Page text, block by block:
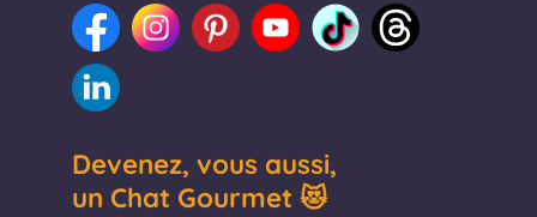
Devenez, vous aussi,
un Chat Gourmet 😻